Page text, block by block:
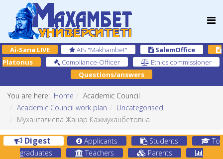
Ai-Sana LIVE AIS "Makhambet"
SalemOffice
Platonus
Compliance-Officer
Ethics commissioner
Questions/answers
You are here: Home
Academic Council
Academic Council work plan
Uncategorised
Мухангалиева Жанар Кажмуханбетовна
Digest Applicants Students
To
graduates
Teachers
Parents